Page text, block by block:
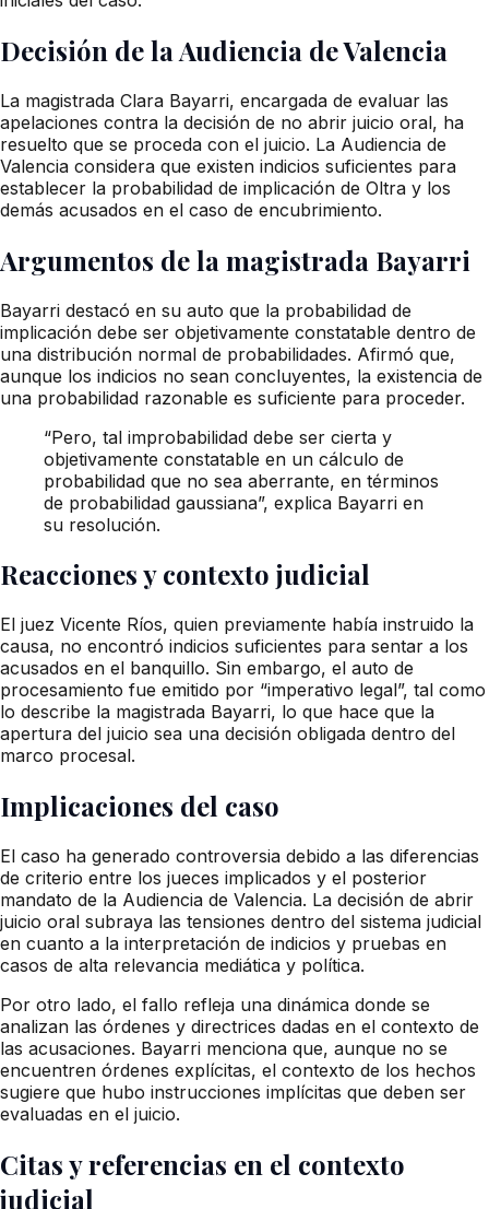
Decisión de la Audiencia de Valencia
La magistrada Clara Bayarri, encargada de evaluar las
apelaciones contra la decisión de no abrir juicio oral, ha
resuelto que se proceda con el juicio. La Audiencia de
Valencia considera que existen indicios suficientes para
establecer la probabilidad de implicación de Oltra y los
demás acusados en el caso de encubrimiento.
Argumentos de la magistrada Bayarri
Bayarri destacó en su auto que la probabilidad de
implicación debe ser objetivamente constatable dentro de
una distribución normal de probabilidades. Afirmó que,
aunque los indicios no sean concluyentes, la existencia de
una probabilidad razonable es suficiente para proceder.
“Pero, tal improbabilidad debe ser cierta y
objetivamente constatable en un cálculo de
probabilidad que no sea aberrante, en términos
de probabilidad gaussiana”, explica Bayarri en
su resolución.
Reacciones y contexto judicial
El juez Vicente Ríos, quien previamente había instruido la
causa, no encontró indicios suficientes para sentar a los
acusados en el banquillo. Sin embargo, el auto de
procesamiento fue emitido por “imperativo legal”, tal como
lo describe la magistrada Bayarri, lo que hace que la
apertura del juicio sea una decisión obligada dentro del
marco procesal.
Implicaciones del caso
El caso ha generado controversia debido a las diferencias
de criterio entre los jueces implicados y el posterior
mandato de la Audiencia de Valencia. La decisión de abrir
juicio oral subraya las tensiones dentro del sistema judicial
en cuanto a la interpretación de indicios y pruebas en
casos de alta relevancia mediática y política.
Por otro lado, el fallo refleja una dinámica donde se
analizan las órdenes y directrices dadas en el contexto de
las acusaciones. Bayarri menciona que, aunque no se
encuentren órdenes explícitas, el contexto de los hechos
sugiere que hubo instrucciones implícitas que deben ser
evaluadas en el juicio.
Citas y referencias en el contexto
judicial